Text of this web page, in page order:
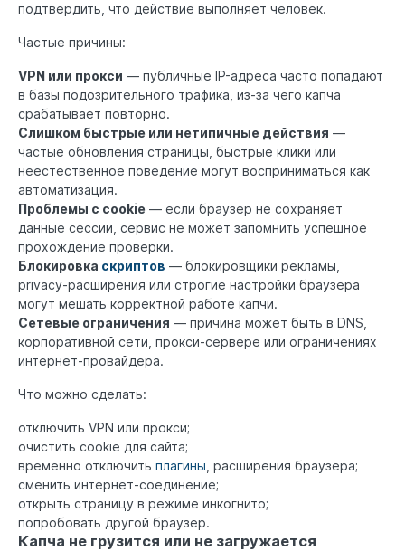
подтвердить, что действие выполняет человек.
Частые причины:
VPN или прокси — публичные IP-адреса часто попадают
в базы подозрительного трафика, из-за чего капча
срабатывает повторно.
Слишком быстрые или нетипичные действия —
частые обновления страницы, быстрые клики или
неестественное поведение могут восприниматься как
автоматизация.
Проблемы с cookie — если браузер не сохраняет
данные сессии, сервис не может запомнить успешное
прохождение проверки.
Блокировка скриптов — блокировщики рекламы,
privacy-расширения или строгие настройки браузера
могут мешать корректной работе капчи.
Сетевые ограничения — причина может быть в DNS,
корпоративной сети, прокси-сервере или ограничениях
интернет-провайдера.
Что можно сделать:
отключить VPN или прокси;
очистить cookie для сайта;
временно отключить плагины , расширения браузера;
сменить интернет-соединение;
открыть страницу в режиме инкогнито;
попробовать другой браузер.
Капча не грузится или не загружается